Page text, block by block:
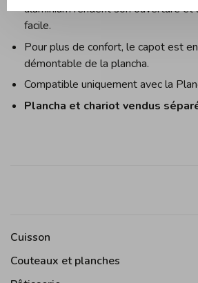
aluminium rendent son ouverture
facile.
Pour plus de confort, le capot est
démontable de la plancha.
Compatible uniquement avec la
Plancha et chariot vendus
Cuisson
Couteaux et planches